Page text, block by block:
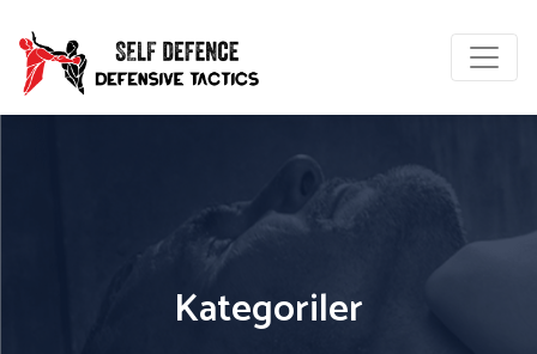
Kategoriler